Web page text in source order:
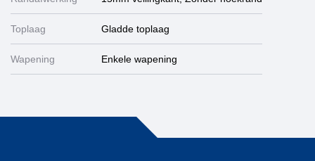
Toplaag Gladde toplaag
Wapening Enkele wapening